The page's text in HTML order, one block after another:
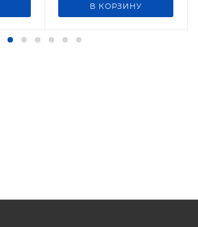
В КОРЗИНУ